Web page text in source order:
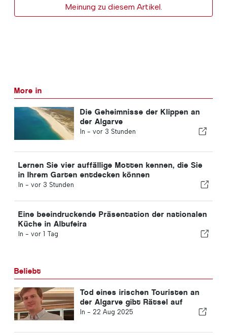
Meinung zu diesem Artikel.
More in
Die Geheimnisse der Klippen an
der Algarve
In - vor 3 Stunden
Lernen Sie vier auffällige Motten kennen, die Sie
in Ihrem Garten entdecken können
In - vor 3 Stunden
Eine beeindruckende Präsentation der nationalen
Küche in Albufeira
In - vor 1 Tag
Beliebt
Tod eines irischen Touristen an
der Algarve gibt Rätsel auf
In - 22 Aug 2025